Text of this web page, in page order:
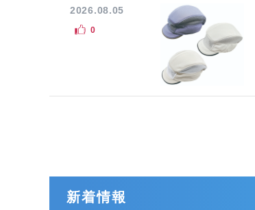
2026.08.05
0
新着情報